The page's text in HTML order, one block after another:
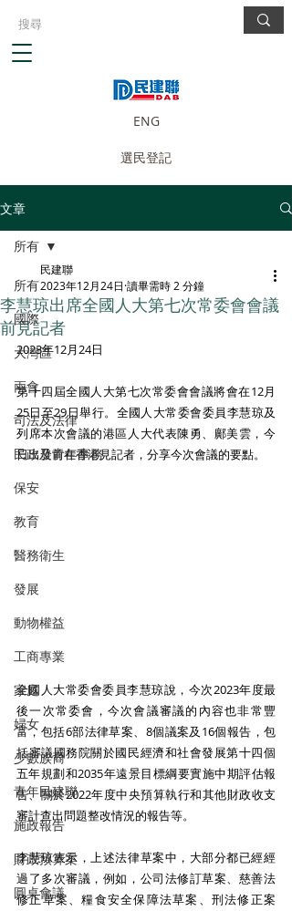
ENG
選民登記
文章
所有
國際
大灣區
兩會
司法及法律
民政及青年事務
保安
教育
醫務衛生
發展
動物權益
工商專業
家庭
婦女
少數族裔
青年民建聯
施政報告
財政預算案
圓桌會議
所有
李慧琼出席全國人大第七次常委會會議
前見記者
民建聯
2023年12月24日 讀畢需時 2 分鐘
2023年12月24日
第十四屆全國人大第七次常委會會議將會在12月
25日至29日舉行。全國人大常委會委員李慧琼及
列席本次會議的港區人大代表陳勇、鄺美雲，今
日出發前在香港見記者，分享今次會議的要點。
全國人大常委會委員李慧琼說，今次2023年度最
後一次常委會，今次會議審議的內容也非常豐
富，包括6部法律草案、8個議案及16個報告，包
括審議國務院關於國民經濟和社會發展第十四個
五年規劃和2035年遠景目標綱要實施中期評估報
告、關於2022年度中央預算執行和其他財政收支
審計查出問題整改情況的報告等。
李慧琼表示，上述法律草案中，大部分都已經經
過了多次審議，例如，公司法修訂草案、慈善法
修正草案、糧食安全保障法草案、刑法修正案